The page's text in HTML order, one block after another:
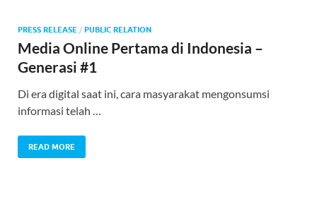
PRESS RELEASE / PUBLIC RELATION
Media Online Pertama di Indonesia –
Generasi #1
Di era digital saat ini, cara masyarakat mengonsumsi
informasi telah …
READ MORE